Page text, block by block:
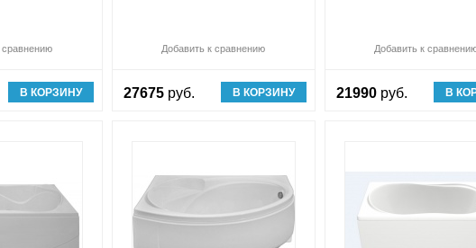
сравнению Обновляю список
В КОРЗИНУ
Добавить к сравнению Обновляю список
27675 руб. В КОРЗИНУ
Добавить к
21990 руб. В